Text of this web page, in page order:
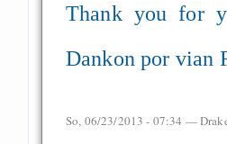
Thank you for
Dankon por vian
So, 06/23/2013 - 07:34 —